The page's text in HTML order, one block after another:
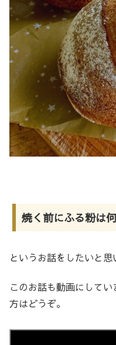
焼く前にふる粉は
というお話をしたいと思
このお話も動画にして
方はどうぞ。